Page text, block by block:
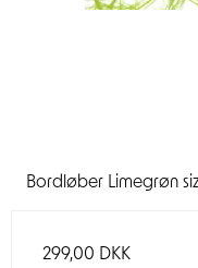
Bordløber Limegrøn
299,00 DKK